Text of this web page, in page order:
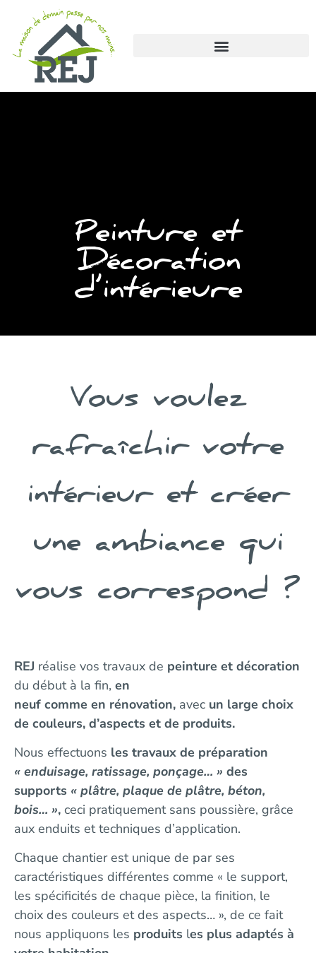
Peinture et
Décoration
d’intérieure
Vous voulez
rafraîchir votre
intérieur et créer
une ambiance qui
vous correspond ?
REJ réalise vos travaux de peinture et décoration
du début à la fin, en
neuf comme en rénovation, avec un large choix
de couleurs, d’aspects et de produits.
Nous effectuons les travaux de préparation
« enduisage, ratissage, ponçage… » des
supports « plâtre, plaque de plâtre, béton,
bois… », ceci pratiquement sans poussière, grâce
aux enduits et techniques d’application.
Chaque chantier est unique de par ses
caractéristiques différentes comme « le support,
les spécificités de chaque pièce, la finition, le
choix des couleurs et des aspects… », de ce fait
nous appliquons les produits les plus adaptés à